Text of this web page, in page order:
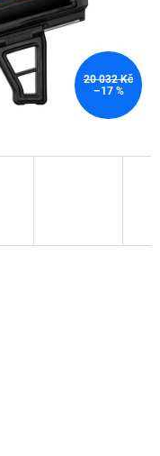
20 032 Kč
–17 %